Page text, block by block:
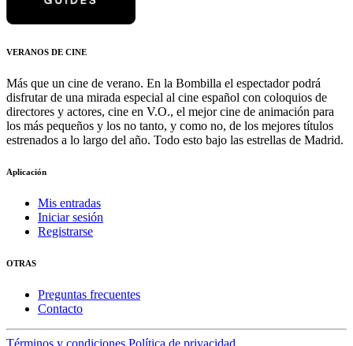
VERANOS DE CINE
Más que un cine de verano. En la Bombilla el espectador podrá
disfrutar de una mirada especial al cine español con coloquios de
directores y actores, cine en V.O., el mejor cine de animación para
los más pequeños y los no tanto, y como no, de los mejores títulos
estrenados a lo largo del año. Todo esto bajo las estrellas de Madrid.
Aplicación
Mis entradas
Iniciar sesión
Registrarse
OTRAS
Preguntas frecuentes
Contacto
Términos y condiciones Política de privacidad